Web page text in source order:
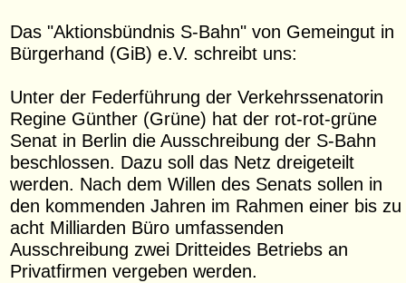
Das "Aktionsbündnis S-Bahn" von Gemeingut in
Bürgerhand (GiB) e.V. schreibt uns:
Unter der Federführung der Verkehrssenatorin
Regine Günther (Grüne) hat der rot-rot-grüne
Senat in Berlin die Ausschreibung der S-Bahn
beschlossen. Dazu soll das Netz dreigeteilt
werden. Nach dem Willen des Senats sollen in
den kommenden Jahren im Rahmen einer bis zu
acht Milliarden Büro umfassenden
Ausschreibung zwei Dritteides Betriebs an
Privatfirmen vergeben werden.